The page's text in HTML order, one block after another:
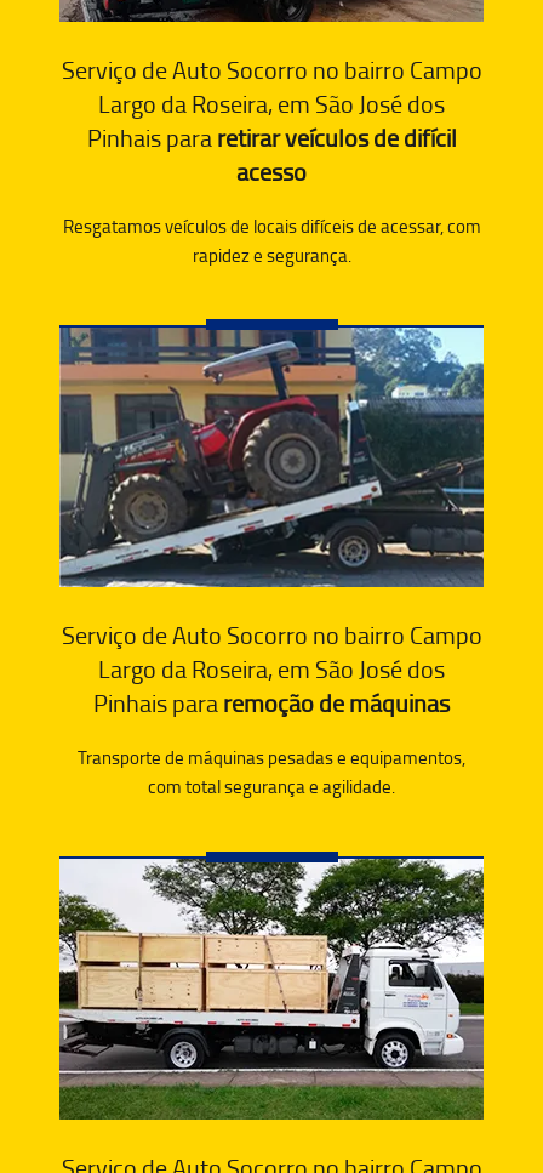
Serviço de Auto Socorro no bairro Campo
Largo da Roseira, em São José dos
Pinhais pararetirar veículos de difícil
acesso
Resgatamos veículos de locais difíceis de acessar, com
rapidez e segurança.
Serviço de Auto Socorro no bairro Campo
Largo da Roseira, em São José dos
Pinhais pararemoção de máquinas
Transporte de máquinas pesadas e equipamentos,
com total segurança e agilidade.